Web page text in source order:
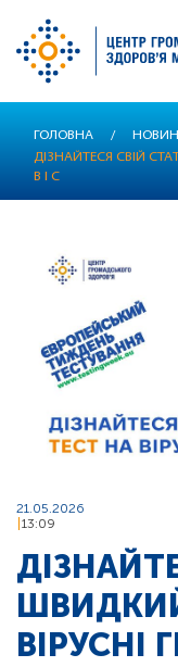
основного
ГОЛОВНА /
ДІЗНАЙТЕСЯ СВІЙ
В І С
21.05.2026
13:09
ВІРУСНІ